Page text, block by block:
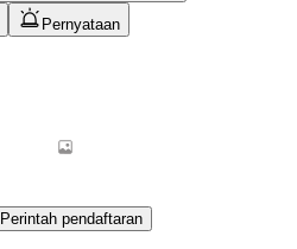
Pernyataan
Perintah pendaftaran